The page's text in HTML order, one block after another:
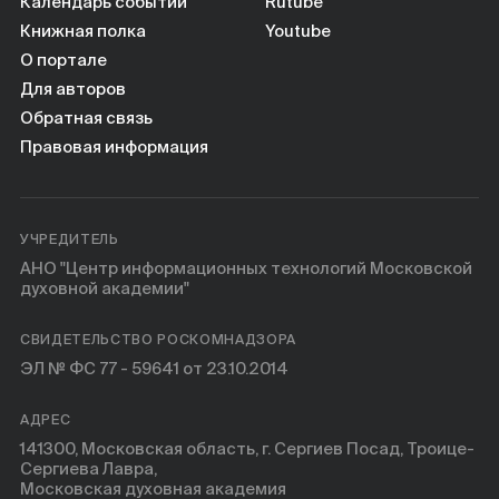
Книжная полка
О портале
Для авторов
Обратная связь
Правовая информация
Youtube
УЧРЕДИТЕЛЬ
АНО "Центр информационных технологий Московской
духовной академии"
СВИДЕТЕЛЬСТВО РОСКОМНАДЗОРА
ЭЛ № ФС 77 - 59641 от 23.10.2014
АДРЕС
141300, Московская область, г. Сергиев Посад, Троице-
Сергиева Лавра,
Московская духовная академия